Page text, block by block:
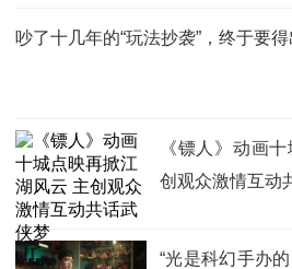
吵了十几年的“玩法抄袭”，终于要
《镖人》动画
创观众激情互动
“光是科幻手办